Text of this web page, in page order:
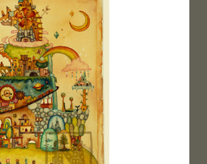
浜赤レンガ倉庫店 12月6日 O
！
想街雑貨店《吉祥寺本店》４月２
日OPEN!